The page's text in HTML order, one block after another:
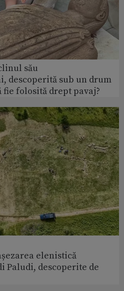
său
descoperită sub un drum
fie folosită drept pavaj?
elenistică
Paludi, descoperite de